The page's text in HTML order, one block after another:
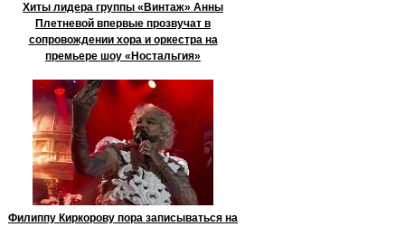
Хиты лидера группы «Винтаж» Анны
Плетневой впервые прозвучат в
сопровождении хора и оркестра на
премьере шоу «Ностальгия»
Филиппу Киркорову пора записываться на